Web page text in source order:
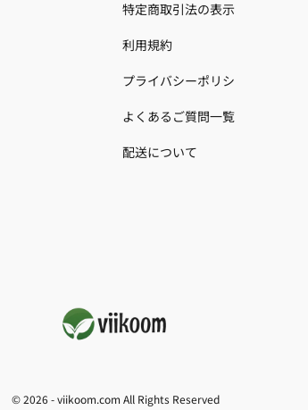
特定商取引法の表示
利用規約
プライバシーポリシ
よくあるご質問一覧
配送について
© 2026 -viikoom.com All Rights Reserved